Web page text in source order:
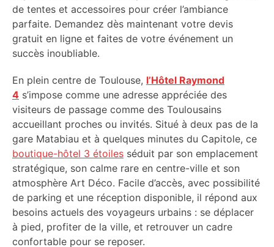
de tentes et accessoires pour créer l’ambiance
parfaite. Demandez dès maintenant votre devis
gratuit en ligne et faites de votre événement un
succès inoubliable.
En plein centre de Toulouse, l’Hôtel Raymond
4 s’impose comme une adresse appréciée des
visiteurs de passage comme des Toulousains
accueillant proches ou invités. Situé à deux pas de la
gare Matabiau et à quelques minutes du Capitole, ce
boutique-hôtel 3 étoiles séduit par son emplacement
stratégique, son calme rare en centre-ville et son
atmosphère Art Déco. Facile d’accès, avec possibilité
de parking et une réception disponible, il répond aux
besoins actuels des voyageurs urbains : se déplacer
à pied, profiter de la ville, et retrouver un cadre
confortable pour se reposer.